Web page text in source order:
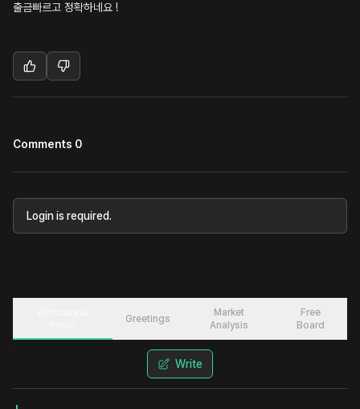
출금빠르고 정확하네요 !
Comments 0
Login is required.
Greetings
Market
Analysis
Free
Board
Write